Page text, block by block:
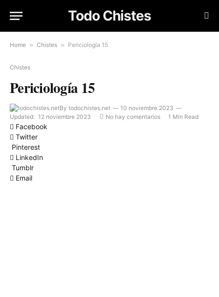
Todo Chistes
Home » Chistes » Periciología 15
Chistes
Periciología 15
By todochistes.net
10 noviembre 2023
Updated: 12 noviembre 2023 No hay comentarios 1 Min Read
Facebook
Twitter
Pinterest
LinkedIn
Tumblr
Email